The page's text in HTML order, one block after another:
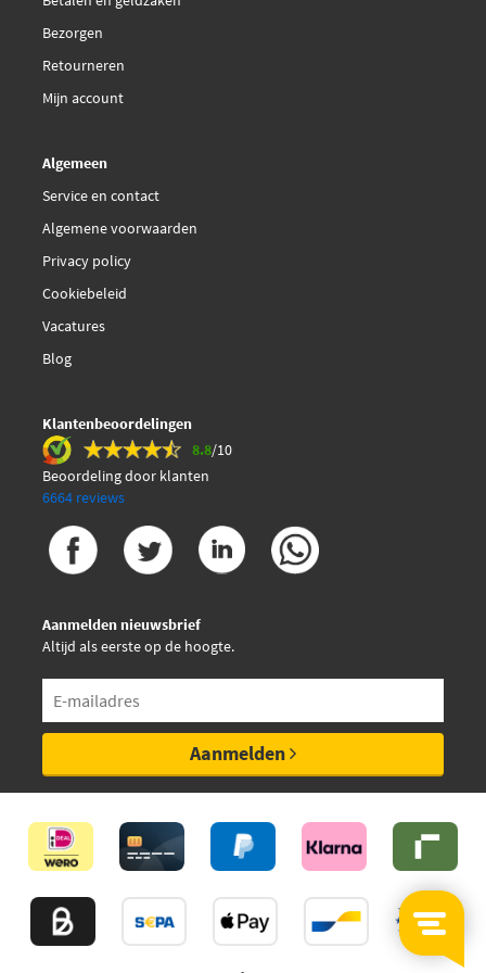
Bezorgen
Retourneren
Mijn account
Algemeen
Service en contact
Algemene voorwaarden
Privacy policy
Cookiebeleid
Vacatures
Blog
Klantenbeoordelingen
8.8/10
Beoordeling door klanten
6664 reviews
Aanmelden nieuwsbrief
Altijd als eerste op de hoogte.
Aanmelden